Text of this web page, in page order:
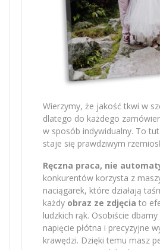
Wierzymy, że jakość tkwi w
dlatego do każdego
w sposób indywidualny. To
staje się prawdziwym
Ręczna praca, nie
konkurentów korzysta z
naciągarek, które działają
każdy obraz ze zdjęcia to
ludzkich rąk. Osobiście dbamy
napięcie płótna i precyzyjne
krawędzi. Dzięki temu masz